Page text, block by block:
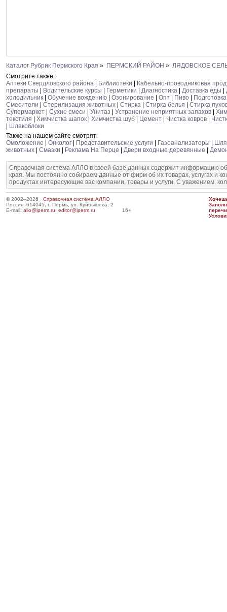
Каталог Рубрик Пермского Края » ПЕРМСКИЙ РАЙОН » ЛЯДОВСКОЕ
Смотрите также:
Аптеки Свердловского района
Библиотеки
Кабельно-проводниковая
препараты
Водительские курсы Герметики Диагностика Доставка еды
холодильник
Обучение вождению Озонирование Опт Пиво
Смесители
Стерилизация животных Стирка Стирка белья
Стирка
Супермаркет
Сухие смеси Унитаз Устранение неприятных запахов
текстиля
Химчистка шапок Химчистка шуб Цемент Чистка ковров
Шлакоблоки
Также на нашем сайте смотрят:
Омоложение
Онколог Представительские услуги Газоанализаторы
животных
Смазки Реклама На Перце Двери входные деревянные
Справочная система АЛЛО в своей базе данных содержит информацию
края. Мы постоянно собираем данные от фирм об их товарах, услугах и
продуктах интересующие вас компании, товары и услуги. С уважением,
© 2002–2026 Справочная система АЛЛО
Россия, 614045, г. Пермь, ул. Куйбышева, 2
E-mail: allo@iperm.ru; editor@iperm.ru 16+